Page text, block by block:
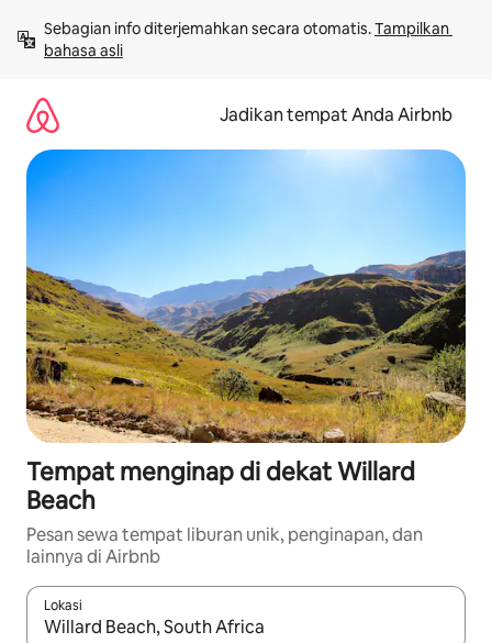
langsung
lihat
Sebagian info diterjemahkan secara otomatis. Tampilkan
bahasa asli
Jadikan tempat Anda Airbnb
Tempat menginap di dekat Willard
Beach
Pesan sewa tempat liburan unik, penginapan, dan
lainnya di Airbnb
Lokasi
Jika hasil yang dicari tersedia, telusuri dengan tombol panah